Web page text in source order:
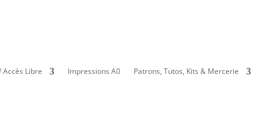
Accès Libre Impressions A0 Patrons, Tutos, Kits & Mercerie